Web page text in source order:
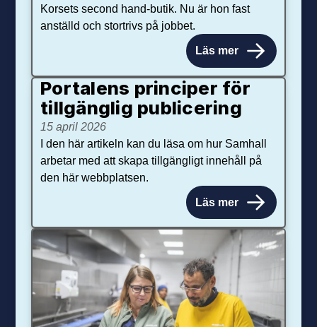
Korsets second hand-butik. Nu är hon fast
anställd och stortrivs på jobbet.
Läs mer
Portalens principer för
tillgänglig publicering
15 april 2026
I den här artikeln kan du läsa om hur Samhall
arbetar med att skapa tillgängligt innehåll på
den här webbplatsen.
Läs mer